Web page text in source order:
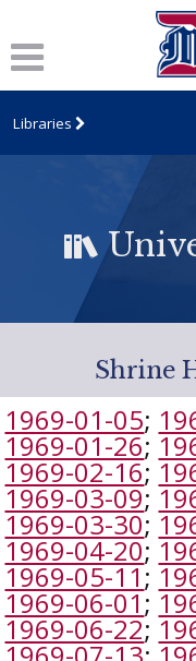
Libraries
Shrine
1969-01-05;
1969-01-26;
1969-02-16;
1969-03-09;
1969-03-30;
1969-04-20;
1969-05-11;
1969-06-01;
1969-06-22;